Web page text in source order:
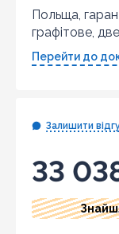
Польща,
графітове,
Перейти до
Залишити
33